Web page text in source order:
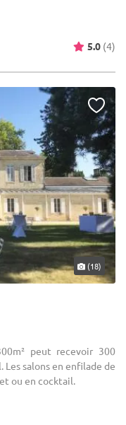
5.0 (4)
(18)
peut recevoir 300
salons en enfilade de
ou en cocktail.